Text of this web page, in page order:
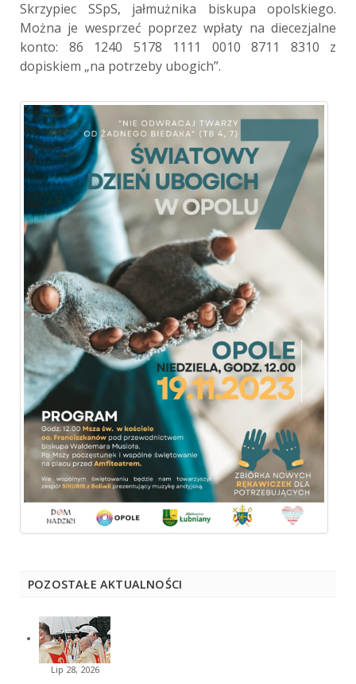
Skrzypiec SSpS, jałmużnika biskupa opolskiego.
Można je wesprzeć poprzez wpłaty na diecezjalne
konto: 86 1240 5178 1111 0010 8711 8310 z
dopiskiem „na potrzeby ubogich”.
POZOSTAŁE AKTUALNOŚCI
Lip 28, 2026